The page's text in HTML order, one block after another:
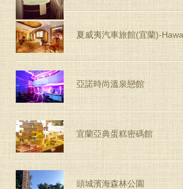
夏威夷汽車旅館(宜蘭)-
亞諾時尚溫泉戀館
宜蘭亞典蛋糕密碼館
頭城濱海森林公園